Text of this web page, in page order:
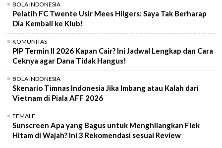
BOLA INDONESIA
Pelatih FC Twente Usir Mees Hilgers: Saya Tak Berharap
Dia Kembali ke Klub!
KOMUNITAS
PIP Termin II 2026 Kapan Cair? Ini Jadwal Lengkap dan Cara
Ceknya agar Dana Tidak Hangus!
BOLA INDONESIA
Skenario Timnas Indonesia Jika Imbang atau Kalah dari
Vietnam di Piala AFF 2026
FEMALE
Sunscreen Apa yang Bagus untuk Menghilangkan Flek
Hitam di Wajah? Ini 3 Rekomendasi sesuai Review